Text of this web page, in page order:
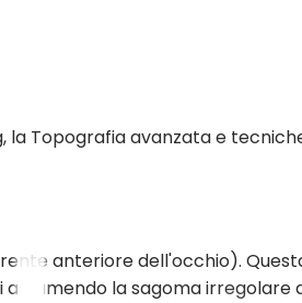
la Topografia avanzata e
anteriore dell'occhio).
la sagoma irregolare